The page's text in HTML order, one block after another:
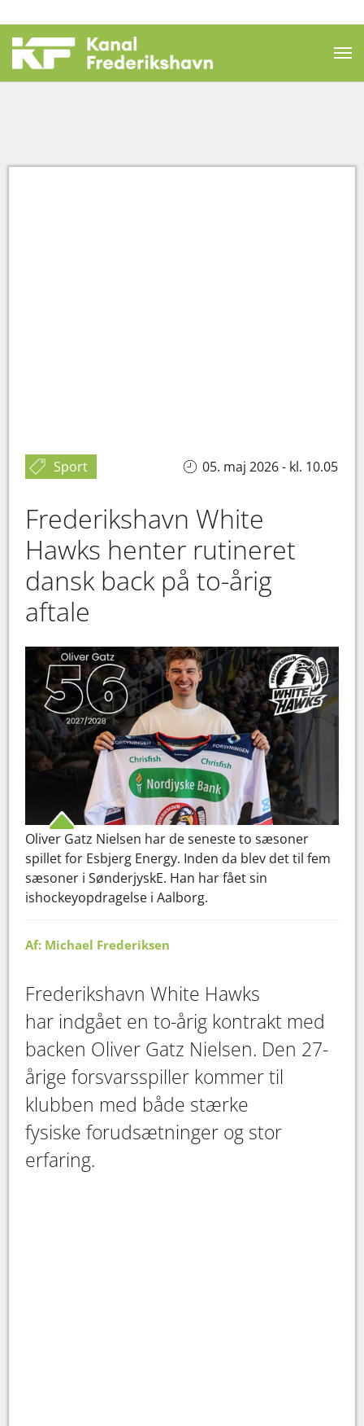
Sport 05. maj 2026 - kl. 10.05
Frederikshavn White
Hawks henter rutineret
dansk back på to-årig
aftale
Oliver Gatz Nielsen har de seneste to sæsoner
spillet for Esbjerg Energy. Inden da blev det til fem
sæsoner i SønderjyskE. Han har fået sin
ishockeyopdragelse i Aalborg.
Af: Michael Frederiksen
Frederikshavn White Hawks
har indgået en to-årig kontrakt med
backen Oliver Gatz Nielsen. Den 27-
årige forsvarsspiller kommer til
klubben med både stærke
fysiske forudsætninger og stor
erfaring.